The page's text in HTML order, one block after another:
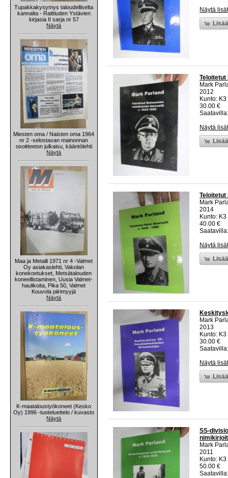
Tupakkakysymys taloudelliselta
kannalta - Raittiuden Ystävien
kirjasia II sarja nr 57
Näytä
Miesten oma / Naisten oma 1964
nr 2 -selostavan mainonnan
osoitteeton julkaisu, kääntölehti
Näytä
Maa ja Metalli 1971 nr 4 -Valmet
Oy asiakaslehti, Vakolan
konekoetukset, Metsätalouden
koneellistaminen, Uusia Valmet-
haulikoita, Pika 50, Valmet
Kouvola piirimyyjä
Näytä
K-maataloustyökoneet (Kesko
Oy) 1996 -tuoteluettelo / kuvasto
Näytä
Näytä
Teloitetut
Mark
2012
Kunto:
30.00 €
Näytä
Teloitetut
Mark
2014
Kunto:
40.00 €
Näytä
Mark
2013
Kunto:
30.00 €
Näytä
SS-
Mark
2011
Kunto:
50.00 €